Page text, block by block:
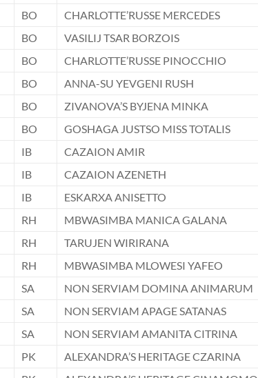
BO CHARLOTTE’RUSSE MERCEDES
BO VASILIJ TSAR BORZOIS
BO CHARLOTTE’RUSSE PINOCCHIO
BO ANNA-SU YEVGENI RUSH
BO ZIVANOVA’S BYJENA MINKA
BO GOSHAGA JUSTSO MISS TOTALIS
IB CAZAION AMIR
IB CAZAION AZENETH
IB ESKARXA ANISETTO
RH MBWASIMBA MANICA GALANA
RH TARUJEN WIRIRANA
RH MBWASIMBA MLOWESI YAFEO
SA NON SERVIAM DOMINA ANIMARUM
SA NON SERVIAM APAGE SATANAS
SA NON SERVIAM AMANITA CITRINA
PK ALEXANDRA’S HERITAGE CZARINA